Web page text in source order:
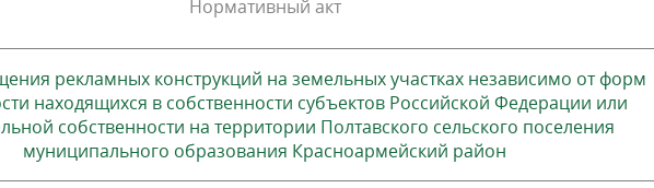
Нормативный акт
рекламных конструкций на земельных участках независимо от форм
находящихся в собственности субъектов Российской Федерации или
собственности на территории Полтавского сельского поселения
муниципального образования Красноармейский район